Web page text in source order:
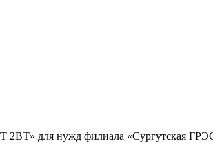
2ВТ» для нужд филиала «Сургутская